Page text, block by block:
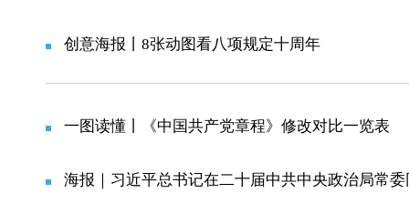
创意海报丨8张动图看八项规定十周年
一图读懂丨《中国共产党章程》修改对比一览表
海报｜习近平总书记在二十届中共中央政治局常